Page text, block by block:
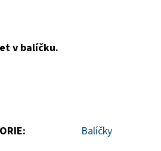
v balíčku.
: Balíčky